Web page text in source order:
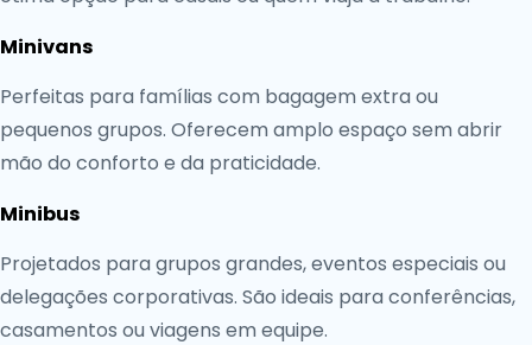
Minivans
Perfeitas para famílias com bagagem extra ou
pequenos grupos. Oferecem amplo espaço sem abrir
mão do conforto e da praticidade.
Minibus
Projetados para grupos grandes, eventos especiais ou
delegações corporativas. São ideais para conferências,
casamentos ou viagens em equipe.